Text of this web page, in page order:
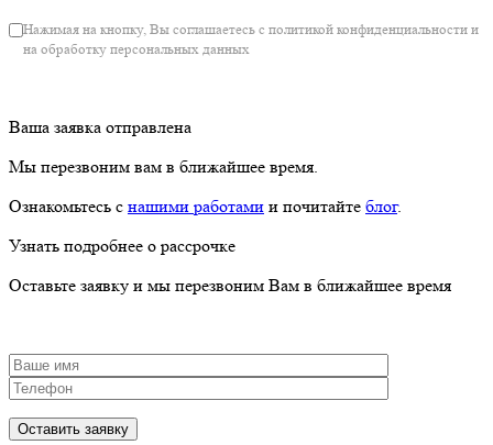
Нажимая на кнопку, Вы соглашаетесь с политикой конфиденциальности и
на обработку персональных данных
Ваша заявка отправлена
Мы перезвоним вам в ближайшее время.
Ознакомьтесь с нашими работами и почитайте блог.
Узнать подробнее о рассрочке
Оставьте заявку и мы перезвоним Вам в ближайшее время